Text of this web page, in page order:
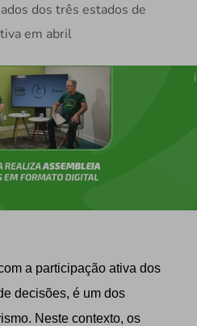
dos três estados de
em abril
a participação ativa dos
decisões, é um dos
Neste contexto, os